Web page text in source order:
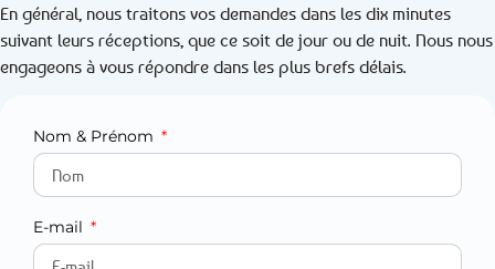
En général, nous traitons vos demandes dans les dix minutes
suivant leurs réceptions, que ce soit de jour ou de nuit. Nous nous
engageons à vous répondre dans les plus brefs délais.
Nom & Prénom
E-mail